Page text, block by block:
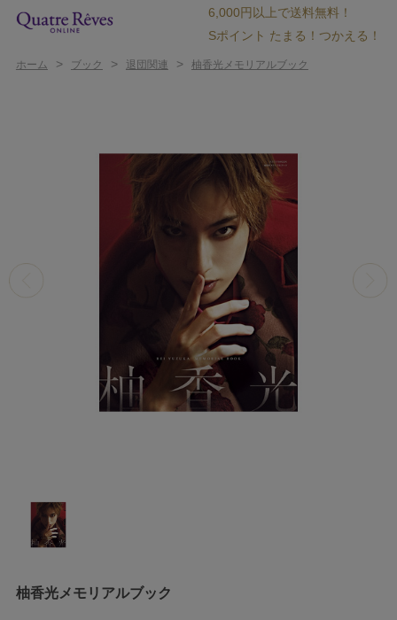
6,000円以上で送料無料！
Sポイント たまる！つかえる！
ホーム > ブック > 退団関連 > 柚香光メモリアルブック
柚香光メモリアルブック